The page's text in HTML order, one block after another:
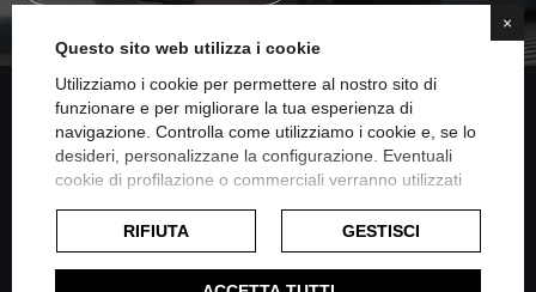
×
Questo sito web utilizza i cookie
Utilizziamo i cookie per permettere al nostro sito di
funzionare e per migliorare la tua esperienza di
navigazione. Controlla come utilizziamo i cookie e, se lo
desideri, personalizzane la configurazione. Eventuali
cookie di profilazione o commerciali verranno utilizzati
dell'utente e, se consentito, potrebbero essere utilizzati
per personalizzare gli annunci pubblicitari. Per ulteriori
informazioni su come Google utilizza i dati raccolti,
RIFIUTA GESTISCI
Condividi su Facebook
Condividi su Linkedin